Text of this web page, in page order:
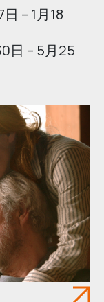
– 1月18
日 – 5月25